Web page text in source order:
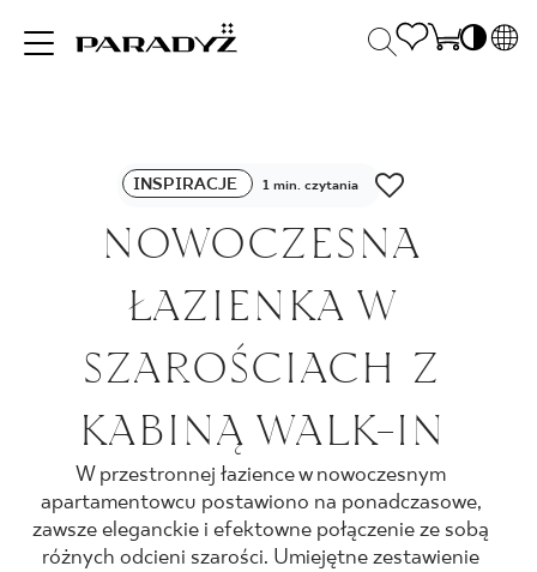
INSPIRACJE
PRODUKTY
KOLEKCJE
DLA BIZNESU
INSPIRACJE 1 min. czytania
NOWOCZESNA
ŁAZIENKA W
SZAROŚCIACH Z
KABINĄ WALK-IN
W przestronnej łazience w nowoczesnym
apartamentowcu postawiono na ponadczasowe,
zawsze eleganckie i efektowne połączenie ze sobą
różnych odcieni szarości. Umiejętne zestawienie